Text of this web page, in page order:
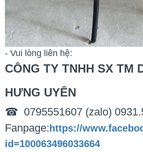
- Vui lòng liên hệ:
CÔNG TY TNHH SX TM
HƯNG UYÊN
☎ 0795551607 (zalo)
Fanpage:https://
id=100063496033664